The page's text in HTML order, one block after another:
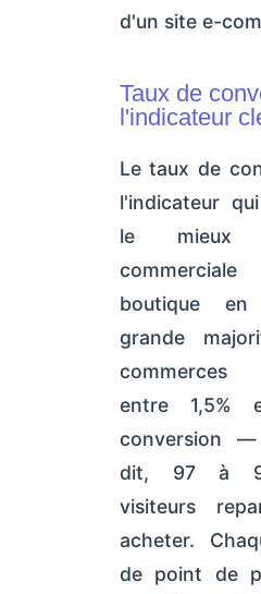
d'un site e-
Taux de
l'indicateur
Le taux de
l'indicateur
le mieux
boutique
grande
entre 1,5%
conversion —
dit, 97 à
visiteurs
acheter.
de point de